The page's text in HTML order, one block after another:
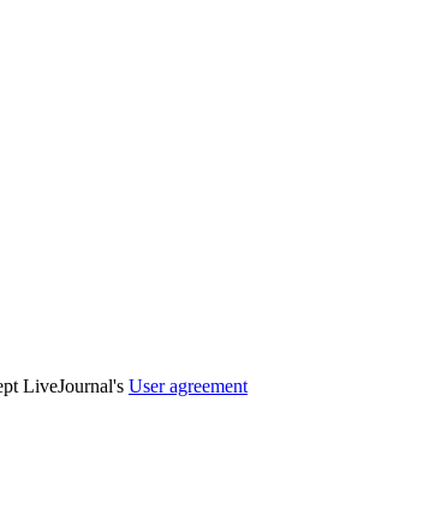
LiveJournal's User agreement